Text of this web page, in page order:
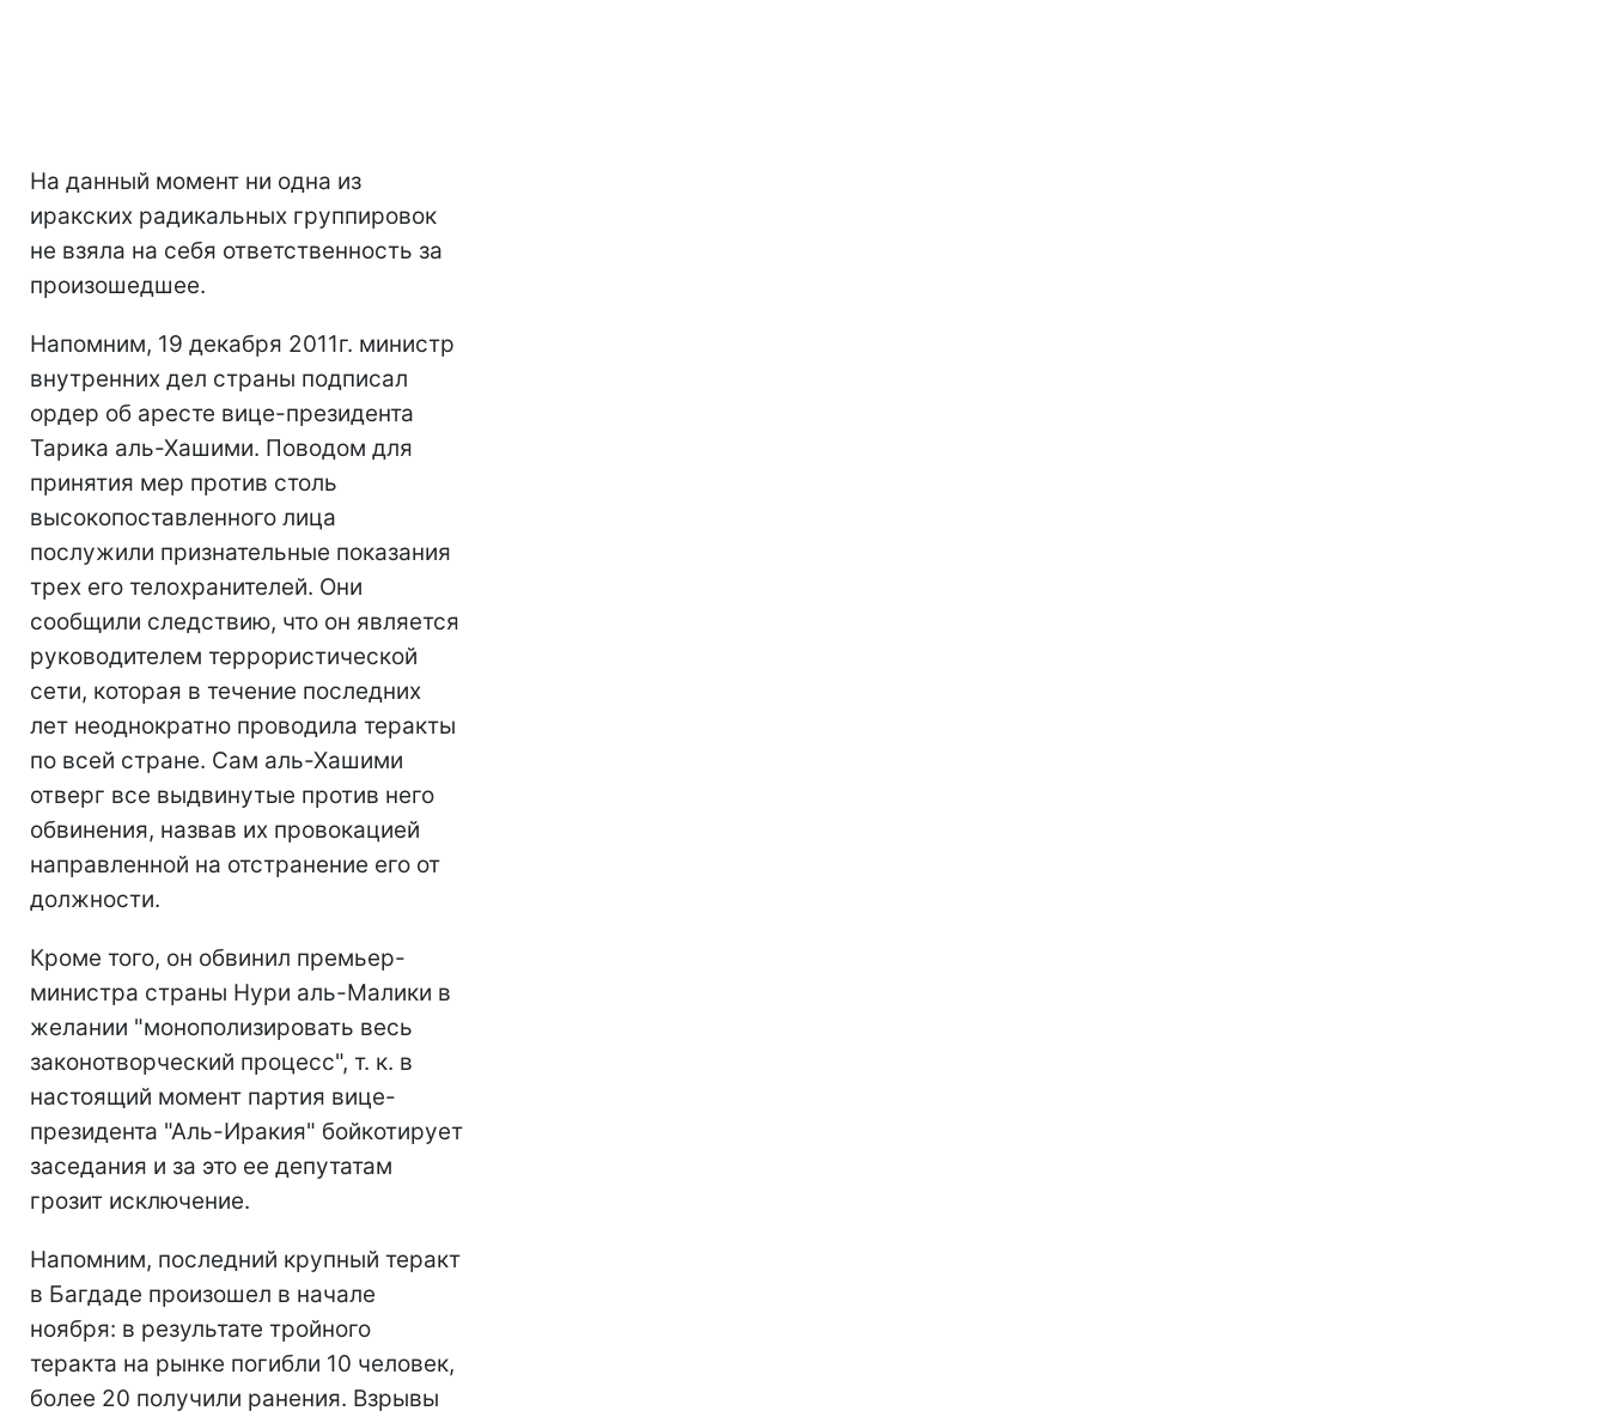
На данный момент ни одна из
иракских радикальных группировок
не взяла на себя ответственность за
произошедшее.
Напомним, 19 декабря 2011г. министр
внутренних дел страны подписал
ордер об аресте вице-президента
Тарика аль-Хашими. Поводом для
принятия мер против столь
высокопоставленного лица
послужили признательные показания
трех его телохранителей. Они
сообщили следствию, что он является
руководителем террористической
сети, которая в течение последних
лет неоднократно проводила теракты
по всей стране. Сам аль-Хашими
отверг все выдвинутые против него
обвинения, назвав их провокацией
направленной на отстранение его от
должности.
Кроме того, он обвинил премьер-
министра страны Нури аль-Малики в
желании "монополизировать весь
законотворческий процесс", т. к. в
настоящий момент партия вице-
президента "Аль-Иракия" бойкотирует
заседания и за это ее депутатам
грозит исключение.
Напомним, последний крупный теракт
в Багдаде произошел в начале
ноября: в результате тройного
теракта на рынке погибли 10 человек,
более 20 получили ранения. Взрывы